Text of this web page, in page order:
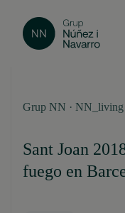
Grup NN · NN_living
Sant Joan
fuego en